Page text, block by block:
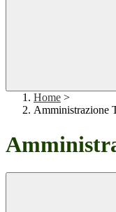
Home >
Amministrazione